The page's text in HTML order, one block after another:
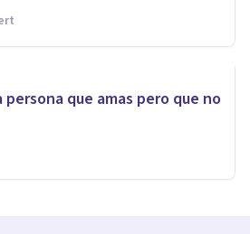
persona que amas pero que no